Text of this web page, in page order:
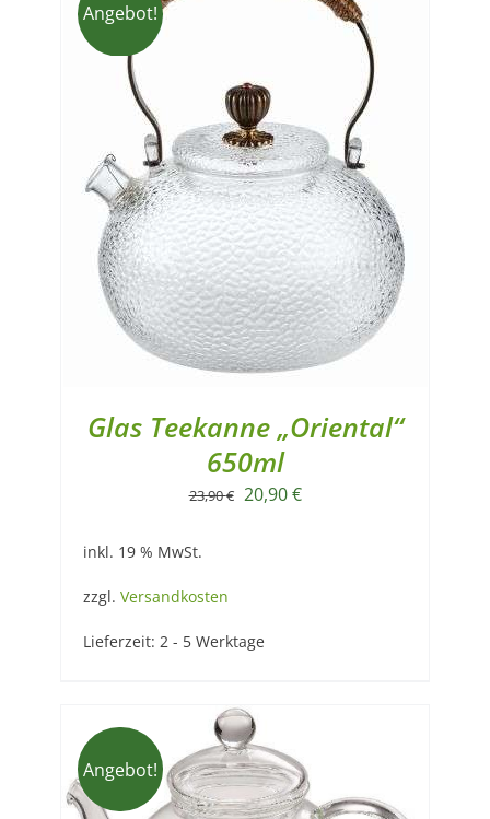
Angebot!
Glas Teekanne „Oriental“
650ml
23,90€ Ursprünglicher
20,90€Aktueller
inkl. 19 % MwSt.
zzgl. Versandkosten
Lieferzeit: 2 - 5 Werktage
Angebot!